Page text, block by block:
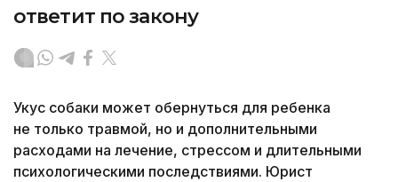
ответит по закону
Укус собаки может обернуться для ребенка
не только травмой, но и дополнительными
расходами на лечение, стрессом и длительными
психологическими последствиями. Юрист